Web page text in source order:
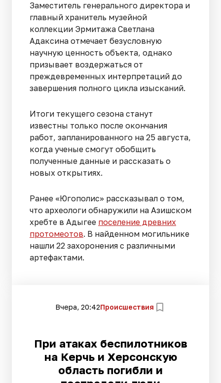
Заместитель генерального директора и
главный хранитель музейной
коллекции Эрмитажа Светлана
Адаксина отмечает безусловную
научную ценность объекта, однако
призывает воздержаться от
преждевременных интерпретаций до
завершения полного цикла изысканий.
Итоги текущего сезона станут
известны только после окончания
работ, запланированного на 25 августа,
когда ученые смогут обобщить
полученные данные и рассказать о
новых открытиях.
Ранее «Югополис» рассказывал о том,
что археологи обнаружили на Азишском
хребте в Адыгее поселение древних
протомеотов. В найденном могильнике
нашли 22 захоронения с различными
артефактами.
Вчера, 20:42Происшествия
При атаках беспилотников
на Керчь и Херсонскую
область погибли и